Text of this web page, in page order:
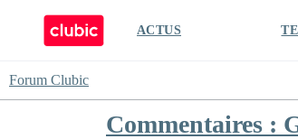
ACTUS
Forum Clubic
Commentaires :